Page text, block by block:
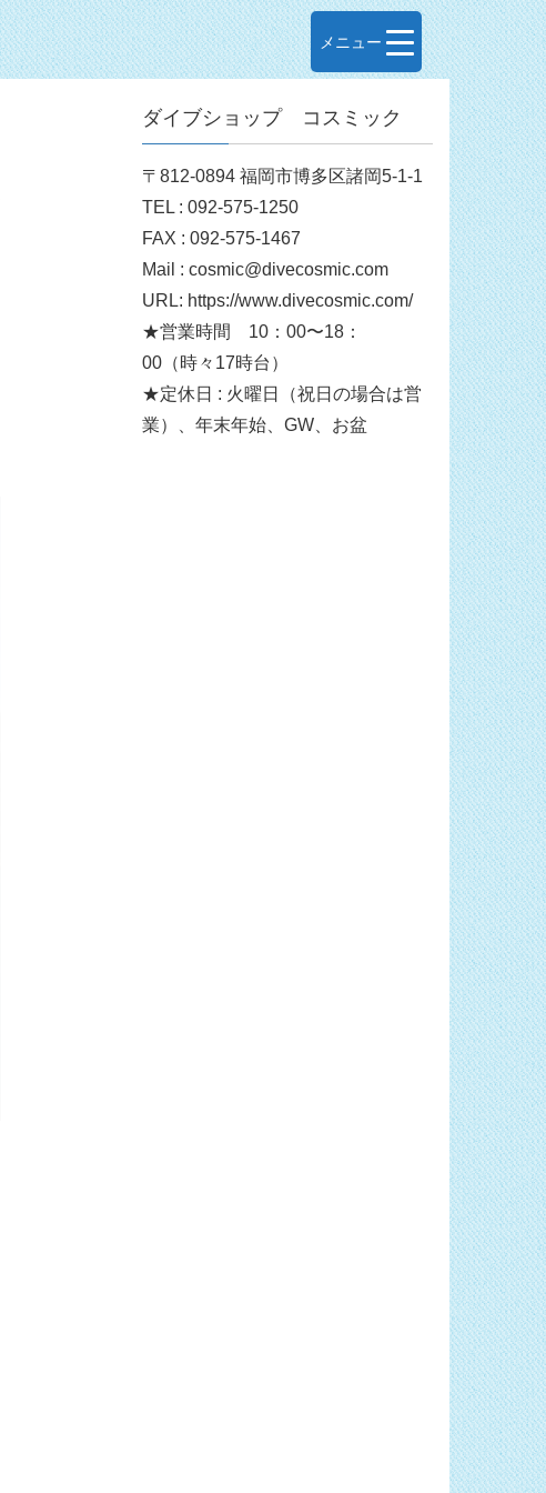
メニュー
ダイブショップ コスミック
〒812-0894 福岡市博多区諸岡5-1-1
TEL : 092-575-1250
FAX : 092-575-1467
Mail : cosmic@divecosmic.com
URL: https://www.divecosmic.com/
★営業時間 10：00〜18：
00（時々17時台）
★定休日 : 火曜日（祝日の場合は営
業）、年末年始、GW、お盆